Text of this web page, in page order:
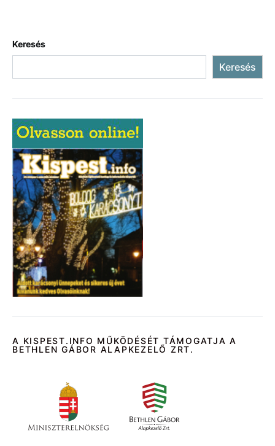
Keresés
Keresés
A KISPEST.INFO MŰKÖDÉSÉT TÁMOGATJA A
BETHLEN GÁBOR ALAPKEZELŐ ZRT.